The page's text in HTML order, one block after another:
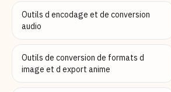
Outils d encodage et de conversion
audio
Outils de conversion de formats d
image et d export anime